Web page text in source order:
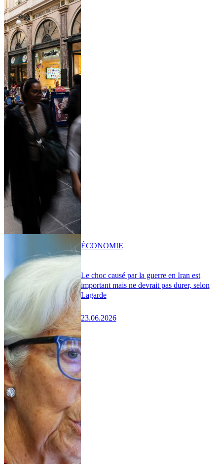
Le choc causé par la guerre en Iran est
important mais ne devrait pas durer, selon
Lagarde
23.06.2026
ÉCONOMIE